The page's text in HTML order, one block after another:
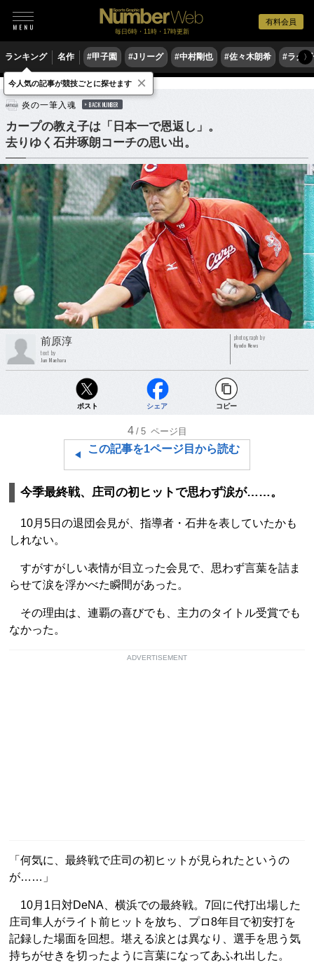
有料会員
毎日6時・11時・17時更新
ランキング 名作 #甲子園 #Jリーグ #中村剛也 #佐々木朗希 #ラグ〉
野球 プロ野球
炎の一筆入魂 BACK NUMBER
カープの教え子は「日本一で恩返し」。
去りゆく石井琢朗コーチの思い出。
前原淳
text by
Jun Maehara
photograph by
Kyodo News
ポスト シェア コピー
4 /5 ページ目
この記事を1ページ目から読む
今季最終戦、庄司の初ヒットで思わず涙が……。
10月5日の退団会見が、指導者・石井を表していたかも
しれない。
すがすがしい表情が目立った会見で、思わず言葉を詰ま
らせて涙を浮かべた瞬間があった。
その理由は、連覇の喜びでも、主力のタイトル受賞でも
なかった。
ADVERTISEMENT
「何気に、最終戦で庄司の初ヒットが見られたというの
が……」
10月1日対DeNA、横浜での最終戦。7回に代打出場した
庄司隼人がライト前ヒットを放ち、プロ8年目で初安打を
記録した場面を回想。堪える涙とは異なり、選手を思う気
持ちがせきを切ったように言葉になってあふれ出した。
今人気の記事が競技ごとに探せます ×